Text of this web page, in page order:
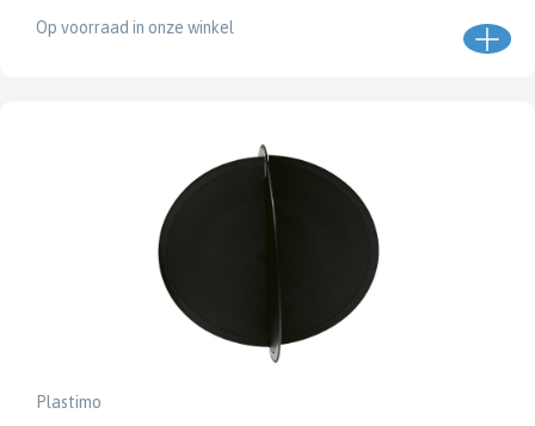
Op voorraad in onze winkel
Plastimo